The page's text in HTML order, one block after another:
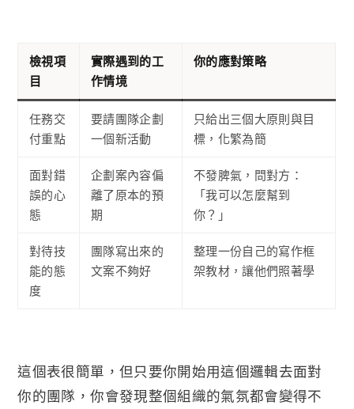
檢視項
目
實際遇到的工
作情境
你的應對策略
任務交
付重點
要請團隊企劃
一個新活動
只給出三個大原則與目
標，化繁為簡
面對錯
誤的心
態
企劃案內容偏
離了原本的預
期
不發脾氣，問對方：
「我可以怎麼幫到
你？」
對待技
能的態
度
團隊寫出來的
文案不夠好
整理一份自己的寫作框
架教材，讓他們照著學
這個表很簡單，但只要你開始用這個邏輯去面對
你的團隊，你會發現整個組織的氣氛都會變得不